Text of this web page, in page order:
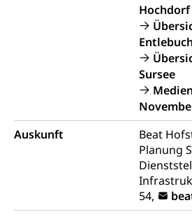
Hochdorf
Entlebuch
Sursee
Auskunft
Beat
Planung
54,
Freiwilliger
Freiwilliges
Frühe
Kindergarten &
Frühe
Gesundheit und Soziales
Konsumentenrechte,
Preisüberwachung,
Konsumentenorganisation,
regionale Erschöpfung, nationale
internationale Erschöpfung,
Krankenversicherung
Unfallversicherung,